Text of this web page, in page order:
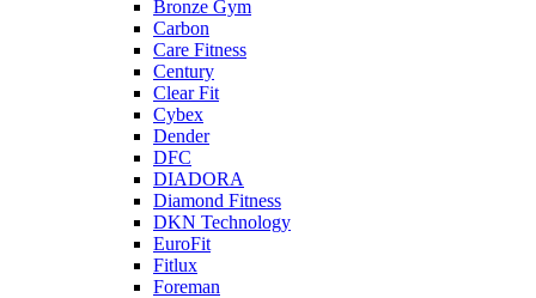
Bronze Gym
Carbon
Care Fitness
Century
Clear Fit
Cybex
Dender
DFC
DIADORA
Diamond Fitness
DKN Technology
EuroFit
Fitlux
Foreman